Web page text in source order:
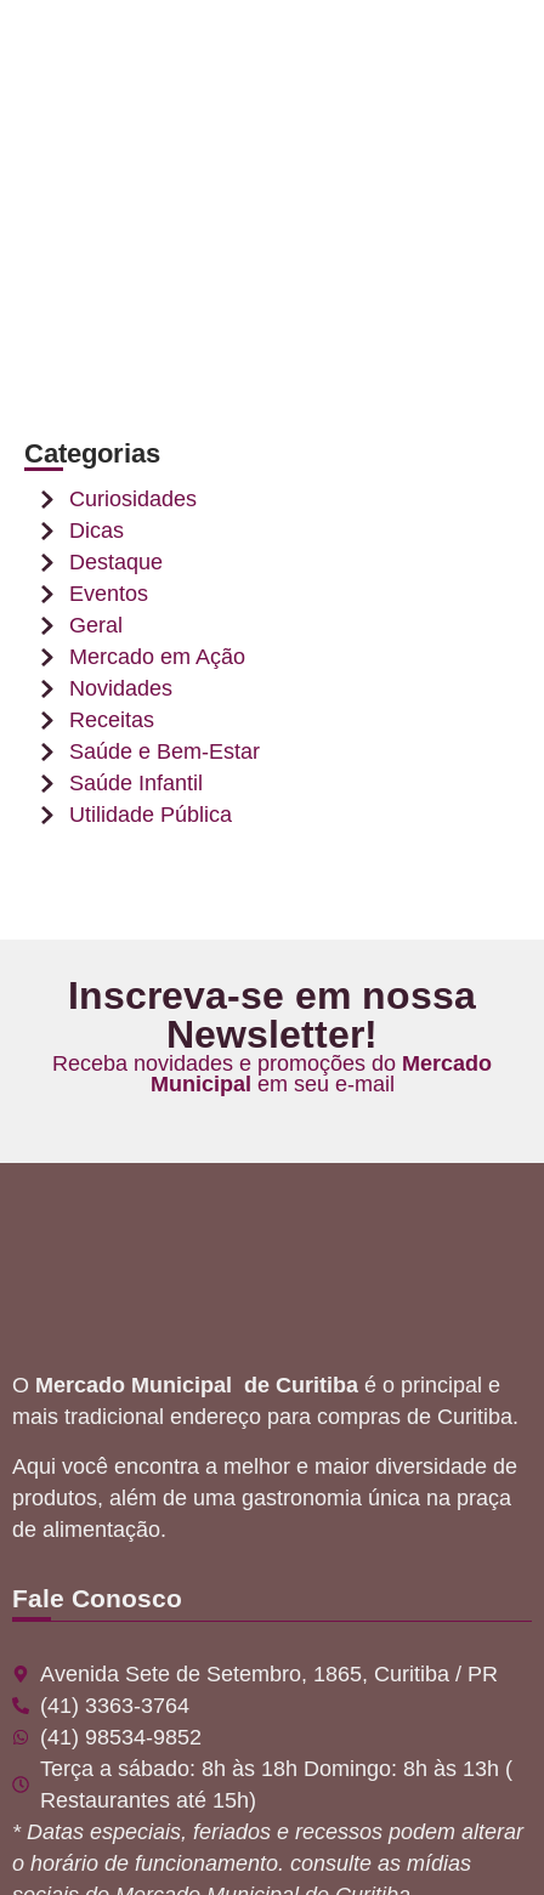
Categorias
Curiosidades
Dicas
Destaque
Eventos
Geral
Mercado em Ação
Novidades
Receitas
Saúde e Bem-Estar
Saúde Infantil
Utilidade Pública
Inscreva-se em nossa
Newsletter!
Receba novidades e promoções do Mercado
Municipal em seu e-mail
O Mercado Municipal de Curitiba é o principal e
mais tradicional endereço para compras de Curitiba.
Aqui você encontra a melhor e maior diversidade de
produtos, além de uma gastronomia única na praça
de alimentação.
Fale Conosco
Avenida Sete de Setembro, 1865, Curitiba / PR
(41) 3363-3764
(41) 98534-9852
Terça a sábado: 8h às 18h Domingo: 8h às 13h (
Restaurantes até 15h)
* Datas especiais, feriados e recessos podem alterar
o horário de funcionamento. consulte as mídias